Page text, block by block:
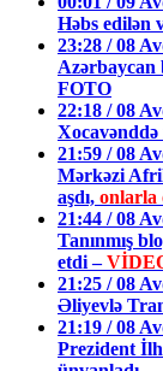
Həbs edilən
23:28 / 08
Azərbaycan
FOTO
22:18 / 08
21:59 / 08
Mərkəzi
aşdı, onlarla
21:44 / 08
Tanınmış
etdi –
21:25 / 08
Əliyevlə
21:19 / 08
Prezident